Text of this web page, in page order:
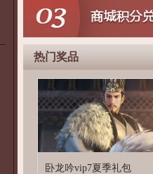
热门奖品
卧龙吟vip7夏季礼包